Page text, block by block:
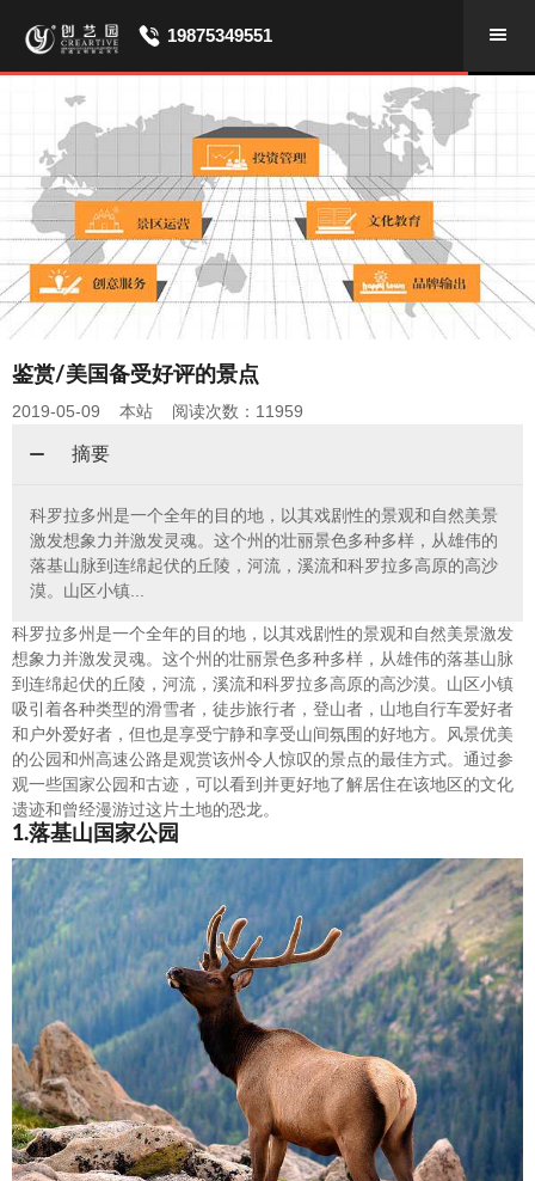
19875349551
鉴赏/美国备受好评的景点
2019-05-09 本站 阅读次数：11959
摘要
科罗拉多州是一个全年的目的地，以其戏剧性的景观和自然美景
激发想象力并激发灵魂。这个州的壮丽景色多种多样，从雄伟的
落基山脉到连绵起伏的丘陵，河流，溪流和科罗拉多高原的高沙
漠。山区小镇...
科罗拉多州是一个全年的目的地，以其戏剧性的景观和自然美景激发
想象力并激发灵魂。这个州的壮丽景色多种多样，从雄伟的落基山脉
到连绵起伏的丘陵，河流，溪流和科罗拉多高原的高沙漠。山区小镇
吸引着各种类型的滑雪者，徒步旅行者，登山者，山地自行车爱好者
和户外爱好者，但也是享受宁静和享受山间氛围的好地方。风景优美
的公园和州高速公路是观赏该州令人惊叹的景点的最佳方式。通过参
观一些国家公园和古迹，可以看到并更好地了解居住在该地区的文化
遗迹和曾经漫游过这片土地的恐龙。
1.落基山国家公园